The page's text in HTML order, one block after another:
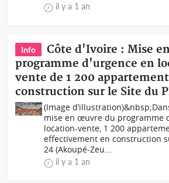
il y a 1 an
Info
Côte d'Ivoire : Mise
programme d'urgence en
vente de 1 200
construction sur le Site du
(Image
mise en œuvre du programme
location-vente, 1 200
effectivement en construction
24 (Akoupé-Zeu...
il y a 1 an